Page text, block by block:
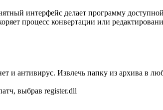
интерфейс делает программу
процесс конвертации или
и антивирус. Извлечь папку из архива в
выбрав register.dll